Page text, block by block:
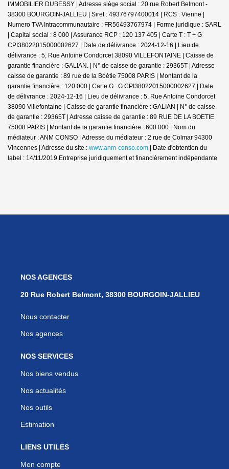
IMMOBILIER DUBESSY | Adresse siège social : 20 rue Robert Belmont -
38300 BOURGOIN-JALLIEU | Siret : 49376797400014 | RCS : Vienne |
Numero TVA Intracommunautaire : FR56493767974 | Forme juridique : SARL
| Capital social : 8 000 | Assurance RCP : 120 137 405 | Carte T : T + G
CPI38022015000002627 | Date de délivrance : 2024-12-16 | Lieu de
délivrance : 5, Rue Antoine Condorcet 38090 VILLEFONTAINE | Caisse de
garantie financière : GALIAN. | N° de caisse de garantie : 29365T | Adresse
caisse de garantie : 89 rue de la Boétie 75008 PARIS | Montant de la
garantie financière : 120 000 | Carte G : G CPI38022015000002627 | Date
de délivrance : 2024-12-16 | Lieu de délivrance : 5, Rue Antoine Condorcet
38090 Villefontaine | Caisse de garantie financière : GALIAN | N° de caisse
de garantie : 29365T | Adresse caisse de garantie : 89 RUE DE LA BOETIE
75008 PARIS | Montant de la garantie financière : 600 000 | Nom du
médiateur : ANM CONSO | Adresse du médiateur : 2 rue de Colmar 94300
Vincennes | Adresse du site : www.anm-conso.com | Date d'obtention du
label : 14/11/2019 Entreprise juridiquement et financièrement indépendante
NOS AGENCES
20 Rue Robert Belmont, 38300 BOURGOIN-JALLIEU
Nous contacter
Nos agences
NOS SERVICES
Nos biens vendus
Nos actualités
Nos outils
Estimation
LIENS UTILES
Mon compte